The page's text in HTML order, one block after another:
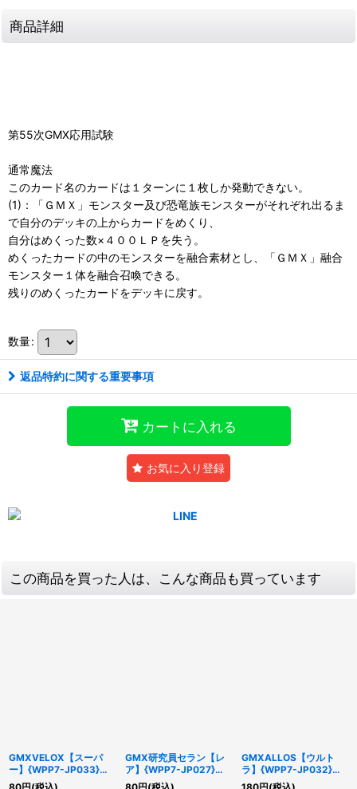
商品詳細
第55次GMX応用試験
通常魔法
このカード名のカードは１ターンに１枚しか発動できない。
(1)：「ＧＭＸ」モンスター及び恐竜族モンスターがそれぞれ出るま
で自分のデッキの上からカードをめくり、
自分はめくった数×４００ＬＰを失う。
めくったカードの中のモンスターを融合素材とし、「ＧＭＸ」融合
モンスター１体を融合召喚できる。
残りのめくったカードをデッキに戻す。
数量:
返品特約に関する重要事項
カートに入れる
お気に入り登録
この商品を買った人は、こんな商品も買っています
GMXVELOX【スーパ
ー】{WPP7-JP033}
《融合》
GMX研究員セラン【レ
ア】{WPP7-JP027}
《モンスター》
GMXALLOS【ウルト
ラ】{WPP7-JP032}
《融合》